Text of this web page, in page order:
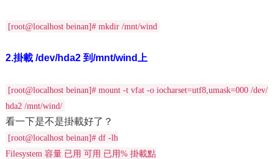
[root@localhost beinan]# mkdir /mnt/wind
2.掛載 /dev/hda2 到/mnt/wind上
[root@localhost beinan]# mount -t vfat -o iocharset=utf8,umask=000 /dev/
hda2 /mnt/wind/
看一下是不是掛載好了？
[root@localhost beinan]# df -lh
Filesystem 容量 已用 可用 已用% 掛載點